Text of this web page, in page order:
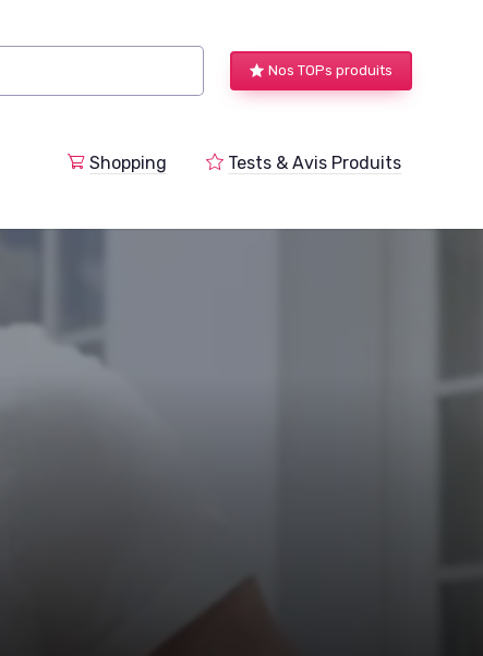
Nos TOPs produits
Shopping Tests & Avis Produits